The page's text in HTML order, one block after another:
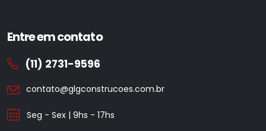
Entre em contato
(11) 2731-9596
contato@glgconstrucoes.com.br
Seg - Sex | 9hs - 17hs